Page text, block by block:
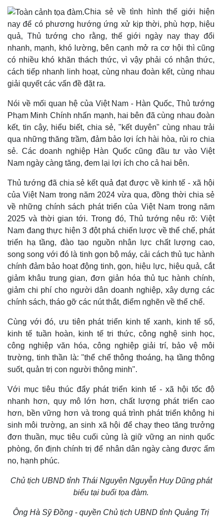
Pháp luật
Vụ án
Tin nóng
Tư vấn luật
Quân sự - Quốc phòng
Vũ khí
Việt Nam
Phân tích
Thể thao
Bóng đá
Lịch thi đấu bóng đá
eSports
Ô tô
Xe máy
Chia sẻ về tình hình thế giới hiện
nay để có phương hướng ứng xử kịp thời, phù hợp, hiệu
quả, Thủ tướng cho rằng, thế giới ngày nay thay đổi
nhanh, mạnh, khó lường, bên cạnh mở ra cơ hội thì cũng
có nhiều khó khăn thách thức, vì vậy phải có nhận thức,
cách tiếp nhanh linh hoạt, cùng nhau đoàn kết, cùng nhau
giải quyết các vấn đề đặt ra.
Nói về mối quan hệ của Việt Nam - Hàn Quốc, Thủ tướng
Phạm Minh Chính nhấn mạnh, hai bên đã cùng nhau đoàn
kết, tin cậy, hiểu biết, chia sẻ, "kết duyên" cùng nhau trải
qua những thăng trầm, đảm bảo lợi ích hài hòa, rủi ro chia
sẻ. Các doanh nghiệp Hàn Quốc cũng đầu tư vào Việt
Nam ngày càng tăng, đem lại lợi ích cho cả hai bên.
Thủ tướng đã chia sẻ kết quả đạt được về kinh tế - xã hội
của Việt Nam trong năm 2024 vừa qua, đồng thời chia sẻ
về những chính sách phát triển của Việt Nam trong năm
2025 và thời gian tới. Trong đó, Thủ tướng nêu rõ: Việt
Nam đang thực hiện 3 đột phá chiến lược về thể chế, phát
triển hạ tầng, đào tạo nguồn nhân lực chất lượng cao,
song song với đó là tinh gọn bộ máy, cải cách thủ tục hành
chính đảm bảo hoạt động tinh, gọn, hiệu lực, hiệu quả, cắt
giảm khâu trung gian, đơn giản hóa thủ tục hành chính,
giảm chi phí cho người dân doanh nghiệp, xây dựng các
chính sách, tháo gỡ các nút thắt, điểm nghẽn về thể chế.
Cùng với đó, ưu tiên phát triển kinh tế xanh, kinh tế số,
kinh tế tuần hoàn, kinh tế tri thức, công nghệ sinh học,
công nghiệp văn hóa, công nghiệp giải trí, bảo vệ môi
trường, tinh thần là: "thể chế thông thoáng, hạ tầng thông
suốt, quản trị con người thông minh".
Với mục tiêu thúc đẩy phát triển kinh tế - xã hội tốc độ
nhanh hơn, quy mô lớn hơn, chất lượng phát triển cao
hơn, bền vững hơn và trong quá trình phát triển không hi
sinh môi trường, an sinh xã hội để chạy theo tăng trưởng
đơn thuần, mục tiêu cuối cùng là giữ vững an ninh quốc
phòng, ổn định chính trị để nhân dân ngày càng được ấm
no, hạnh phúc.
Chủ tịch UBND tỉnh Thái Nguyên Nguyễn Huy Dũng phát
biểu tại buổi tọa đàm.
Ông Hà Sỹ Đồng - quyền Chủ tịch UBND tỉnh Quảng Trị